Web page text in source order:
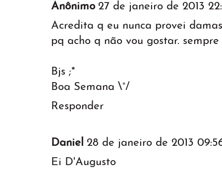
Anônimo 27 de janeiro de 2013
Acredita q eu nunca provei
pq acho q não vou gostar. sempre
Bjs ;*
Boa Semana \°/
Responder
Daniel 28 de janeiro de 2013
Ei D'Augusto